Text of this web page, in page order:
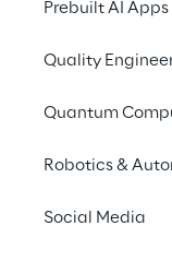
Prebuilt AI Apps
Quality
Quantum
Robotics &
Social Media